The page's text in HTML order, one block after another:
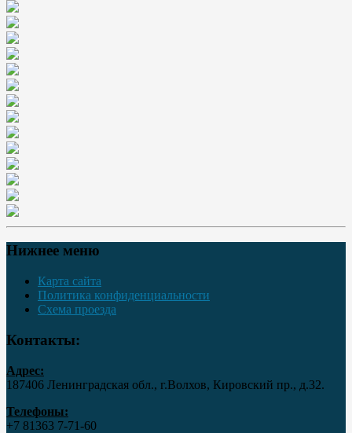
Нижнее меню
Карта сайта
Политика конфиденциальности
Схема проезда
Контакты:
Адрес:
187406 Ленинградская обл., г.Волхов, Кировский пр., д.32.
Телефоны:
+7 81363 7‑71-60